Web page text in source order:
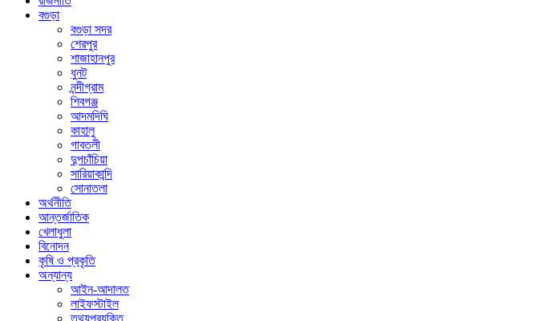
বগুড়া
বগুড়া সদর
শেরপুর
শাজাহানপুর
ধুনট
নন্দীগ্রাম
শিবগঞ্জ
আদমদিঘি
কাহালু
গাবতলী
দুপচাঁচিয়া
সারিয়াকান্দি
সোনাতলা
অর্থনীতি
আন্তর্জাতিক
খেলাধুলা
বিনোদন
কৃষি ও প্রকৃতি
অন্যান্য
আইন-আদালত
লাইফস্টাইল
তথ্যপ্রযুক্তি